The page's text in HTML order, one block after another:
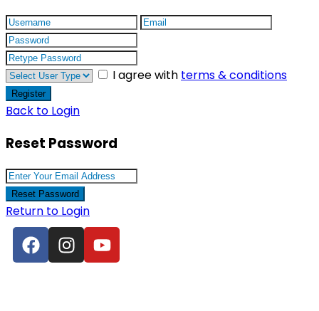
I agree with terms & conditions
Register
Back to Login
Reset Password
Reset Password
Return to Login